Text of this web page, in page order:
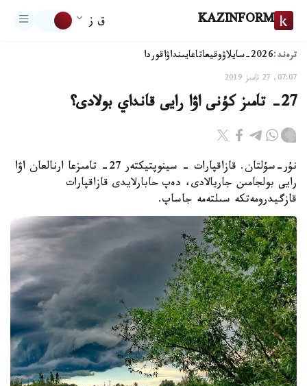
KAZINFORM ق ز
ترەند:2026-سايلاۋ وقيعاتاعايىنداۋاقوردا
07:07, 27 تامىز 2019
27- تامىز كۇنى اۋا رايى قانداي بولادى؟
نۇر-سۇلتان. قازاقپارات - سينوپتيكتەر 27- تامىزعا ارنالعان اۋا
رايى بولجامىن جاريالادى، دەپ حابارلايدى قازاقپارات
قازگيدرومەتكە سىلتەمە جاساپ.